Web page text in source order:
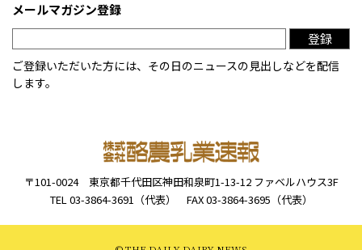
〒101-0024 東京都千代田区神田和泉町1-13-12 ファベルハウス3F
TEL 03-3864-3691（代表）
FAX 03-3864-3695（代表）
メールマガジン登録
登録
ご登録いただいた方には、その日のニュースの見出しなどを配信
します。